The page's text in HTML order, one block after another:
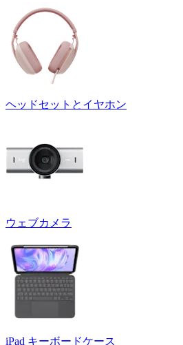
ヘッドセットとイヤホン
ウェブカメラ
iPad キーボードケース